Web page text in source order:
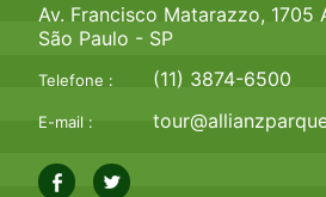
Av. Francisco Matarazzo, 1705
São Paulo - SP
Telefone : (11) 3874-6500
E-mail :